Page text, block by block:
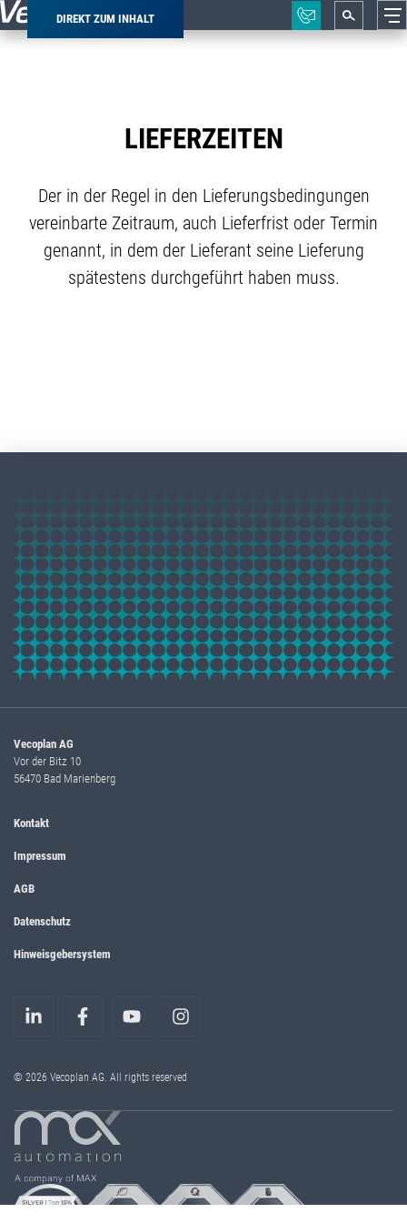
DIREKT ZUM INHALT
Pfadnavigation
LIEFERZEITEN
Der in der Regel in den Lieferungsbedingungen
vereinbarte Zeitraum, auch Lieferfrist oder Termin
genannt, in dem der Lieferant seine Lieferung
spätestens durchgeführt haben muss.
Vecoplan AG
Vor der Bitz 10
56470 Bad Marienberg
Kontakt
Impressum
AGB
Datenschutz
Hinweisgebersystem
© 2026 Vecoplan AG. All rights reserved